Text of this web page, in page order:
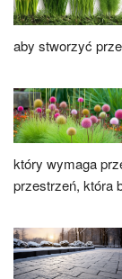
aby stworzyć
który wymaga
przestrzeń, która